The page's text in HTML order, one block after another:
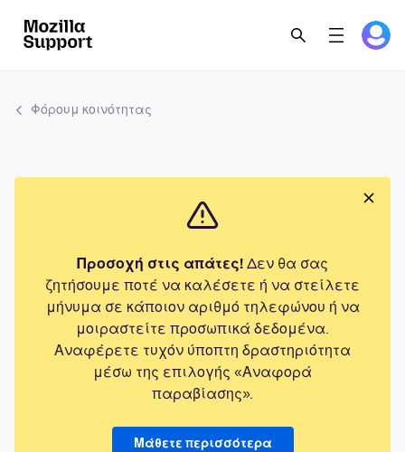
Φόρουμ κοινότητας
Προσοχή στις απάτες! Δεν θα σας
ζητήσουμε ποτέ να καλέσετε ή να στείλετε
μήνυμα σε κάποιον αριθμό τηλεφώνου ή να
μοιραστείτε προσωπικά δεδομένα.
Αναφέρετε τυχόν ύποπτη δραστηριότητα
μέσω της επιλογής «Αναφορά
παραβίασης».
Μάθετε περισσότερα